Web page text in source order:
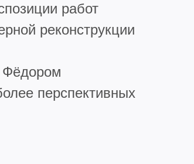
работ
реконструкции
Фёдором
перспективных